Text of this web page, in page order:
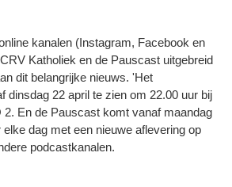
kanalen (Instagram, Facebook en
Katholiek en de Pauscast uitgebreid
dit belangrijke nieuws. 'Het
dinsdag 22 april te zien om 22.00 uur bij
En de Pauscast komt vanaf maandag
elke dag met een nieuwe aflevering op
podcastkanalen.